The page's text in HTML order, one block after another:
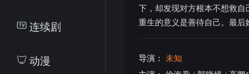
连续剧
动漫
下，却发现对方根本不想救
重生的意义是善待自己。最后
导演： 未知